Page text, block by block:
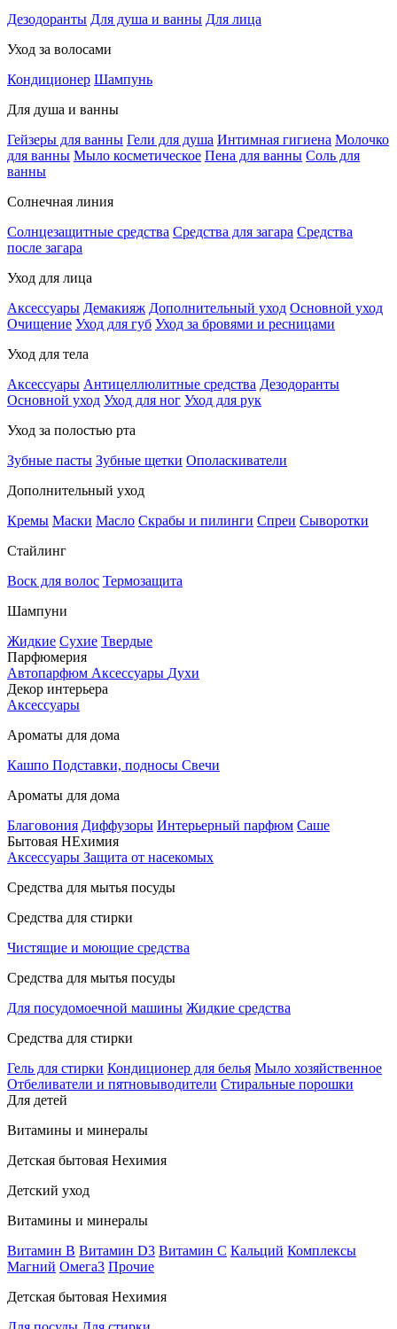
Дезодоранты Для душа и ванны Для лица
Уход за волосами
Кондиционер Шампунь
Для душа и ванны
Гейзеры для ванны Гели для душа Интимная гигиена Молочко
для ванны Мыло косметическое Пена для ванны Соль для
ванны
Солнечная линия
Солнцезащитные средства Средства для загара Средства
после загара
Уход для лица
Аксессуары Демакияж Дополнительный уход Основной уход
Очищение Уход для губ Уход за бровями и ресницами
Уход для тела
Аксессуары Антицеллюлитные средства Дезодоранты
Основной уход Уход для ног Уход для рук
Уход за полостью рта
Зубные пасты Зубные щетки Ополаскиватели
Дополнительный уход
Кремы Маски Масло Скрабы и пилинги Спреи Сыворотки
Стайлинг
Воск для волос Термозащита
Шампуни
Жидкие Сухие Твердые
Парфюмерия
Автопарфюм Аксессуары Духи
Декор интерьера
Аксессуары
Ароматы для дома
Кашпо Подставки, подносы Свечи
Ароматы для дома
Благовония Диффузоры Интерьерный парфюм Саше
Бытовая НЕхимия
Аксессуары Защита от насекомых
Средства для мытья посуды
Средства для стирки
Чистящие и моющие средства
Средства для мытья посуды
Для посудомоечной машины Жидкие средства
Средства для стирки
Гель для стирки Кондиционер для белья Мыло хозяйственное
Отбеливатели и пятновыводители Стиральные порошки
Для детей
Витамины и минералы
Детская бытовая Нехимия
Детский уход
Витамины и минералы
Витамин В Витамин D3 Витамин С Кальций Комплексы
Магний Омега3 Прочие
Детская бытовая Нехимия